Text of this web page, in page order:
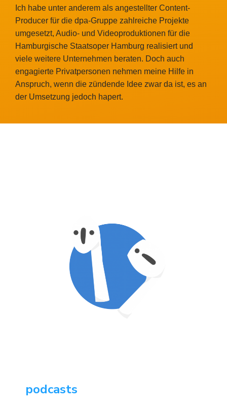
Ich habe unter anderem als angestellter Content-
Producer für die dpa-Gruppe zahlreiche Projekte
umgesetzt, Audio- und Videoproduktionen für die
Hamburgische Staatsoper Hamburg realisiert und
viele weitere Unternehmen beraten. Doch auch
engagierte Privatpersonen nehmen meine Hilfe in
Anspruch, wenn die zündende Idee zwar da ist, es an
der Umsetzung jedoch hapert.
podcasts